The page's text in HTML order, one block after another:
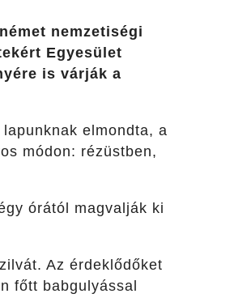
nemzetiségi
Egyesület
is várják a
elmondta, a
módon: rézüstben,
órától magvalják ki
Az érdeklődőket
főtt babgulyással